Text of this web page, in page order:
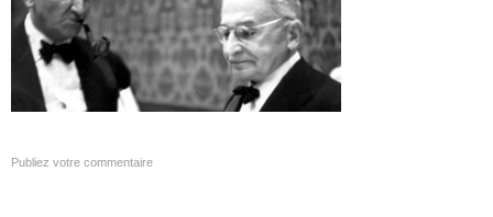
Publiez votre commentaire